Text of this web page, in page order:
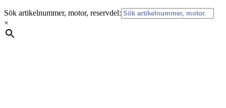
Sök artikelnummer, motor, reservdel:
×